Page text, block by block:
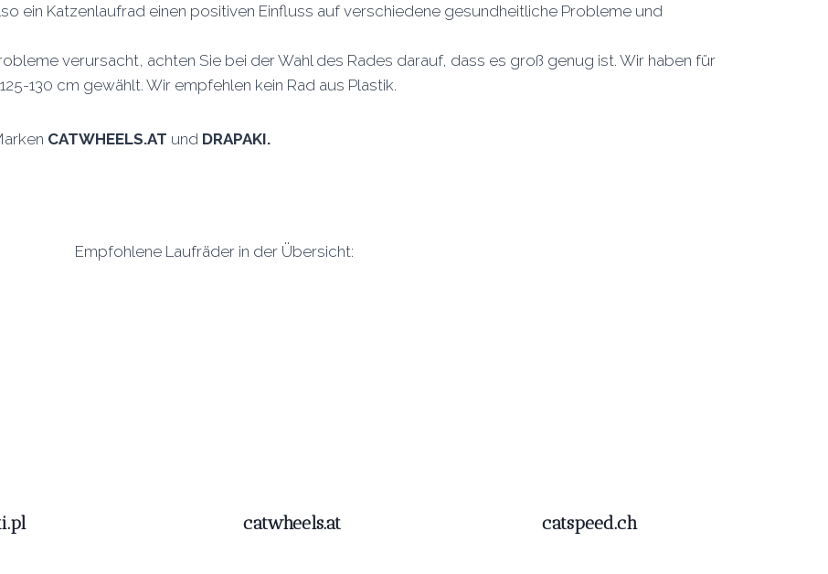
ein Katzenlaufrad einen positiven Einfluss auf verschiedene gesundheitliche Probleme und
verursacht, achten Sie bei der Wahl des Rades darauf, dass es groß genug ist. Wir haben für
130 cm gewählt. Wir empfehlen kein Rad aus Plastik.
CATWHEELS.AT und DRAPAKI.
Empfohlene Laufräder in der Übersicht:
catwheels.at catspeed.ch